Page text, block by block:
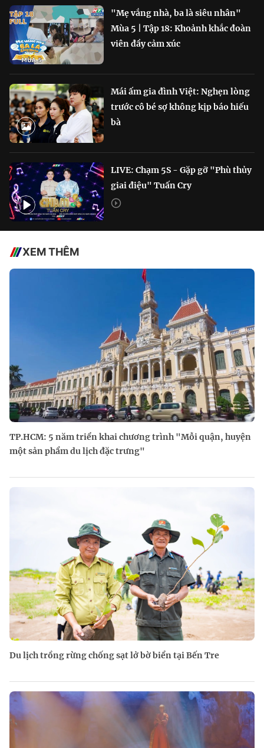
"Mẹ vắng nhà, ba là siêu nhân"
Mùa 5 | Tập 18: Khoảnh khắc đoàn
viên đầy cảm xúc
Mái ấm gia đình Việt: Nghẹn lòng
trước cô bé sợ không kịp báo hiếu
bà
LIVE: Chạm 5S - Gặp gỡ "Phù thủy
giai điệu" Tuấn Cry
XEM THÊM
TP.HCM: 5 năm triển khai chương trình "Mỗi quận, huyện
một sản phẩm du lịch đặc trưng"
Du lịch trồng rừng chống sạt lở bờ biển tại Bến Tre